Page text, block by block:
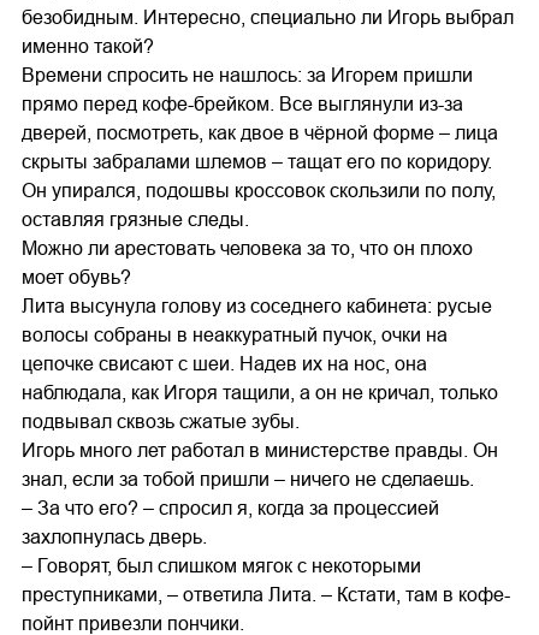
безобидным. Интересно, специально ли Игорь выбрал
именно такой?
Времени спросить не нашлось: за Игорем пришли
прямо перед кофе-брейком. Все выглянули из-за
дверей, посмотреть, как двое в чёрной форме – лица
скрыты забралами шлемов – тащат его по коридору.
Он упирался, подошвы кроссовок скользили по полу,
оставляя грязные следы.
Можно ли арестовать человека за то, что он плохо
моет обувь?
Лита высунула голову из соседнего кабинета: русые
волосы собраны в неаккуратный пучок, очки на
цепочке свисают с шеи. Надев их на нос, она
наблюдала, как Игоря тащили, а он не кричал, только
подвывал сквозь сжатые зубы.
Игорь много лет работал в министерстве правды. Он
знал, если за тобой пришли – ничего не сделаешь.
– За что его? – спросил я, когда за процессией
захлопнулась дверь.
– Говорят, был слишком мягок с некоторыми
преступниками, – ответила Лита. – Кстати, там в кофе-
пойнт привезли пончики.